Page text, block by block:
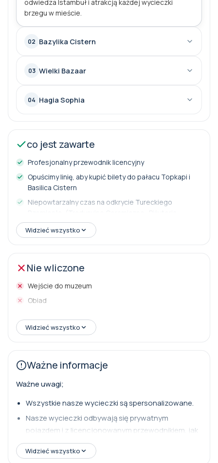
odwiedza Istambuł i atrakcją każdej wycieczki
brzegu w mieście.
02 Bazylika Cistern
03 Wielki Bazaar
04 Hagia Sophia
co jest zawarte
Profesjonalny przewodnik licencyjny
Opuścimy linię, aby kupić bilety do pałacu Topkapi i
Basilica Cistern
Niepowtarzalny czas na odkrycie Tureckiego
Dywany - Skóra)
Kawa i / lub Herbata
Widzieć wszystko
Nie wliczone
Wejście do muzeum
Obiad
Widzieć wszystko
Ważne informacje
Ważne uwagi;
Wszystkie nasze wycieczki są spersonalizowane.
Nasze wycieczki odbywają się prywatnym
pojazdem i z licencjonowanym przewodnikiem, jak
na zdjęciach.
Widzieć wszystko